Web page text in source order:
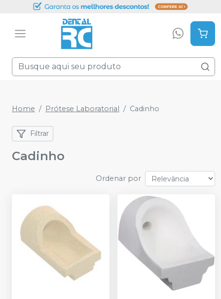
Home Prótese Laboratorial Cadinho
Filtrar
Cadinho
Ordenar por